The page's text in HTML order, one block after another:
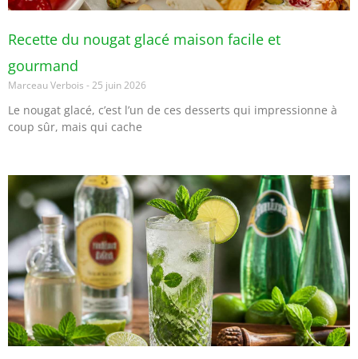
Recette du nougat glacé maison facile et
gourmand
Marceau Verbois 25 juin 2026
Le nougat glacé, c’est l’un de ces desserts qui impressionne à
coup sûr, mais qui cache